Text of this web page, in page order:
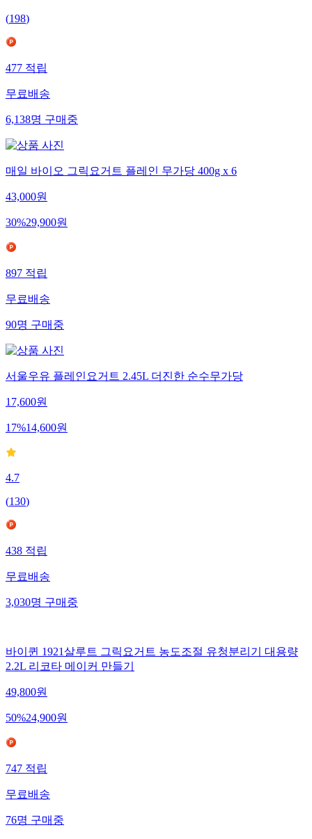
(198)
477 적립
무료배송
6,138명 구매중
매일 바이오 그릭요거트 플레인 무가당 400g x 6
43,000원
30%29,900원
897 적립
무료배송
90명 구매중
서울우유 플레인요거트 2.45L 더진한 순수무가당
17,600원
17%14,600원
4.7
(130)
438 적립
무료배송
3,030명 구매중
바이퀸 1921살루트 그릭요거트 농도조절 유청분리기 대용량
2.2L 리코타 메이커 만들기
49,800원
50%24,900원
747적립
무료배송
76명구매중